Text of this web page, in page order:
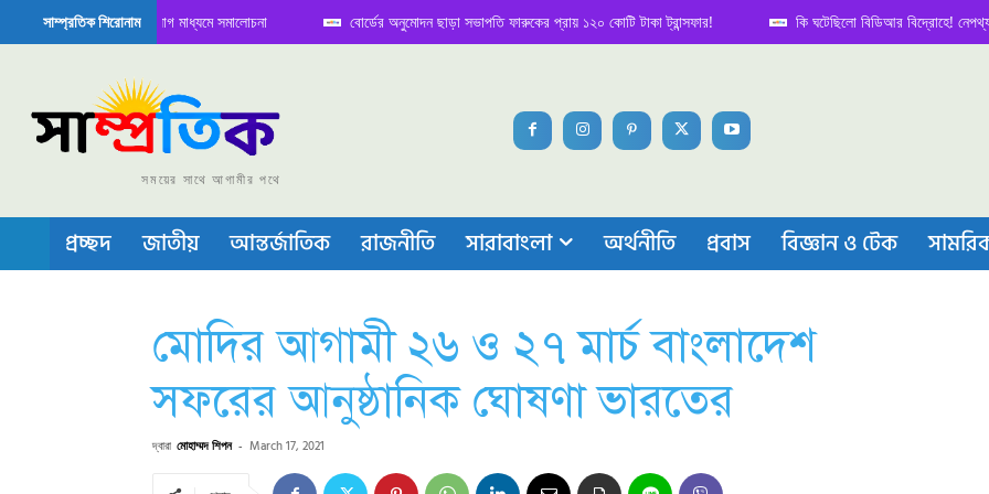
সাম্প্রতিক শিরোনাম
নিয়ে সামাজিক যোগাযোগ মাধ্যমে সমালোচনা বোর্ডের অনুমোদন ছাড়া সভাপতি ফারুকের প্রায় ১২০ কোটি টাকা ট্রান্সফার! কি ঘটেছিলো বিডিআর বিদ্রোহে! নেপথ্য কাহিনি
বা চীপ তৈরিতে নিজের শক্ত অবস্থান জানান দিচ্ছে চীন
সময়ের সাথে আগামীর পথে
প্রচ্ছদ জাতীয় আন্তর্জাতিক রাজনীতি সারাবাংলা অর্থনীতি প্রবাস বিজ্ঞান ও টেক
মোদির আগামী ২৬ ও ২৭ মার্চ বাংলাদেশ
সফরের আনুষ্ঠানিক ঘোষণা ভারতের
দ্বারা মোহাম্মদ শিপন - March 17, 2021